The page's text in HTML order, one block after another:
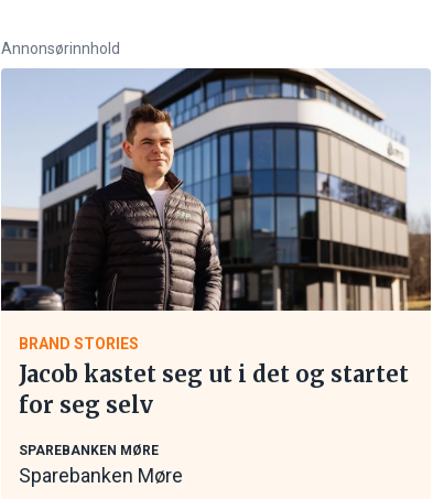
Annonsørinnhold
BRAND STORIES
Jacob kastet seg ut i det og startet
for seg selv
SPAREBANKEN MØRE
Sparebanken Møre